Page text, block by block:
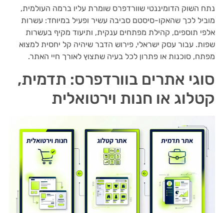
נתח השוק הדומיננטי שוורדפרס שומרת עליו ברמה העולמית,
מוביל לכך שהאקו-סיסטם סביבה עשיר ופעיל במיוחד: עשרות
אלפי תוספים, קהילת מפתחים ענקית, ותיעוד מקיף בעשרות
שפות. עבור עסק ישראלי, פירוש הדבר שיהיה קל יחסית למצוא
מפתח, סוכנות או פתרון לכל בעיה שתצוץ לאורך חיי האתר.
סוגי אתרים בוורדפרס: תדמית,
קטלוג או חנות וירטואלית